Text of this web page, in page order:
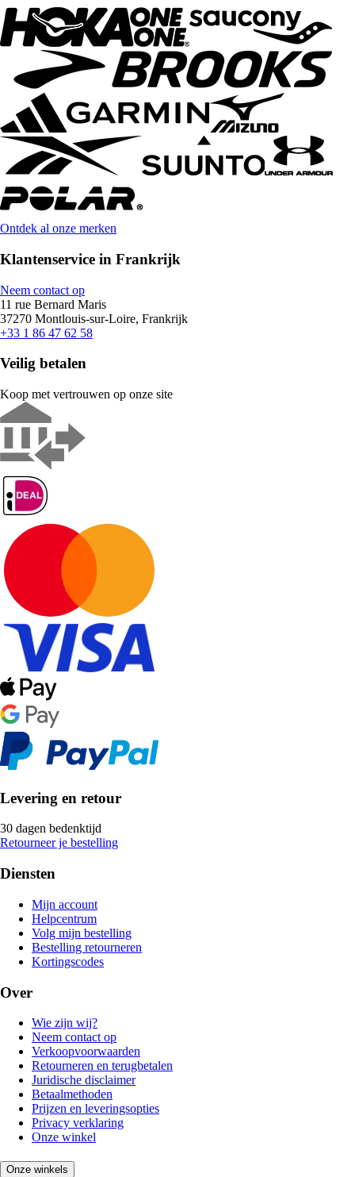
Ontdek al onze merken
Klantenservice in Frankrijk
Neem contact op
11 rue Bernard Maris
37270 Montlouis-sur-Loire, Frankrijk
+33 1 86 47 62 58
Veilig betalen
Koop met vertrouwen op onze site
Levering en retour
30 dagen bedenktijd
Retourneer je bestelling
Diensten
Mijn account
Helpcentrum
Volg mijn bestelling
Bestelling retourneren
Kortingscodes
Over
Wie zijn wij?
Neem contact op
Verkoopvoorwaarden
Retourneren en terugbetalen
Juridische disclaimer
Betaalmethoden
Prijzen en leveringsopties
Privacy verklaring
Onze winkel
Onze winkels